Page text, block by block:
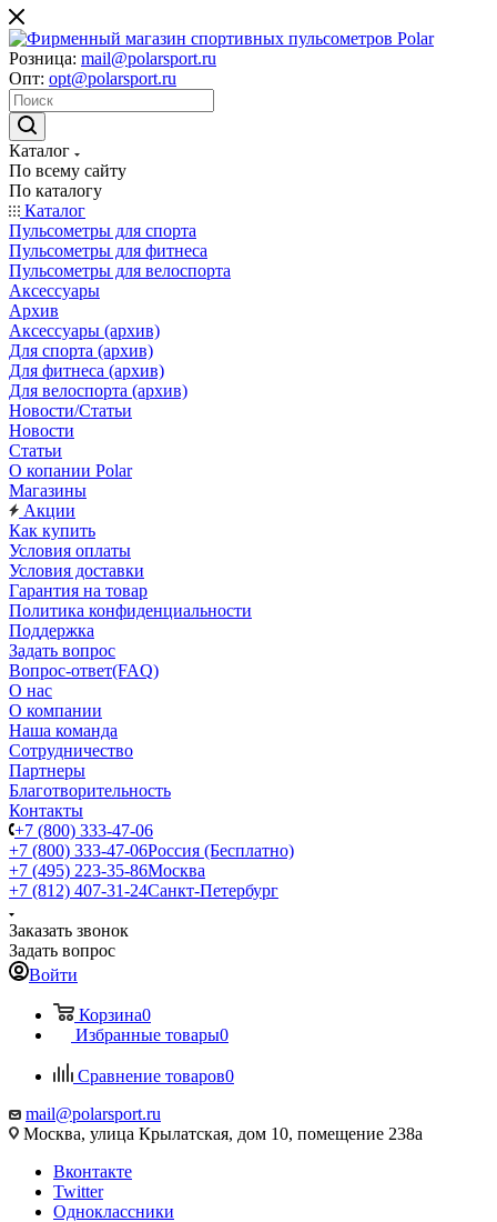
Розница: mail@polarsport.ru
Опт: opt@polarsport.ru
Каталог
По всему сайту
По каталогу
Каталог
Пульсометры для спорта
Пульсометры для фитнеса
Пульсометры для велоспорта
Аксессуары
Архив
Аксессуары (архив)
Для спорта (архив)
Для фитнеса (архив)
Для велоспорта (архив)
Новости/Статьи
Новости
Статьи
О копании Polar
Магазины
Акции
Как купить
Условия оплаты
Условия доставки
Гарантия на товар
Политика конфиденциальности
Поддержка
Задать вопрос
Вопрос-ответ(FAQ)
О нас
О компании
Наша команда
Сотрудничество
Партнеры
Благотворительность
Контакты
+7 (800) 333-47-06
+7 (800) 333-47-06Россия (Бесплатно)
+7 (495) 223-35-86Москва
+7 (812) 407-31-24Санкт-Петербург
Заказать звонок
Задать вопрос
Войти
Корзина0
Избранные товары0
Сравнение товаров0
mail@polarsport.ru
Москва, улица Крылатская, дом 10, помещение 238а
Вконтакте
Twitter
Одноклассники